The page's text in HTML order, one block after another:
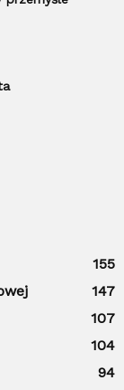
155
147
107
104
94